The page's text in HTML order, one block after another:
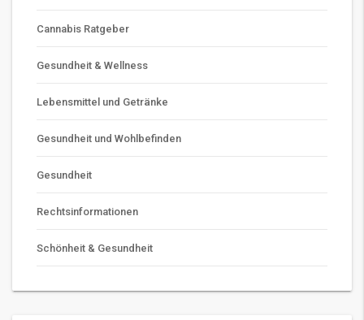
Cannabis Ratgeber
Gesundheit & Wellness
Lebensmittel und Getränke
Gesundheit und Wohlbefinden
Gesundheit
Rechtsinformationen
Schönheit & Gesundheit